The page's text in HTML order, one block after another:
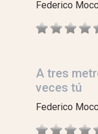
Federico
A tres
veces tú
Federico